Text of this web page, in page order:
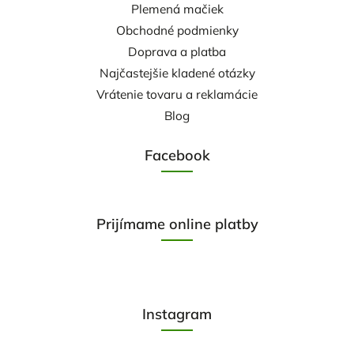
Plemená mačiek
Obchodné podmienky
Doprava a platba
Najčastejšie kladené otázky
Vrátenie tovaru a reklamácie
Blog
Facebook
Prijímame online platby
Instagram